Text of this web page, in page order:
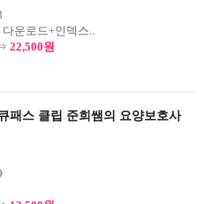
다운로드+인덱스..
22,500원
패스 클립 준희쌤의 요양보호사